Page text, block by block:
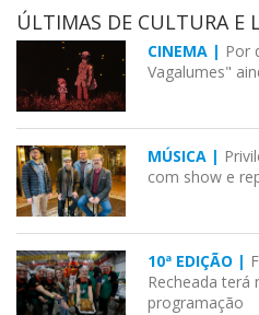
ÚLTIMAS DE CULTURA E
CINEMA | Por
Vagalumes"
MÚSICA |
com show e
10ª EDIÇÃO |
Recheada terá
programação